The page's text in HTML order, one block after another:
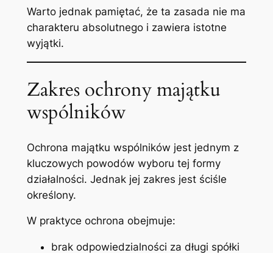
Warto jednak pamiętać, że ta zasada nie ma
charakteru absolutnego i zawiera istotne
wyjątki.
Zakres ochrony majątku
wspólników
Ochrona majątku wspólników jest jednym z
kluczowych powodów wyboru tej formy
działalności. Jednak jej zakres jest ściśle
określony.
W praktyce ochrona obejmuje:
brak odpowiedzialności za długi spółki